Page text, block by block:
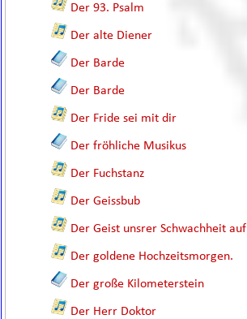
Der 93. Psalm
Der alte Diener
Der Barde
Der Barde
Der Fride sei mit dir
Der fröhliche Musikus
Der Fuchstanz
Der Geissbub
Der Geist unsrer Schwachheit auf
Der goldene Hochzeitsmorgen.
Der große Kilometerstein
Der Herr Doktor